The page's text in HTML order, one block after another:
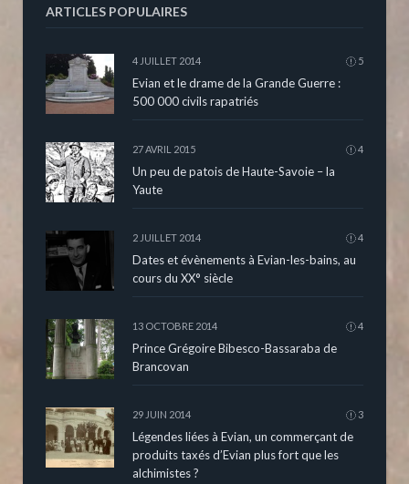
ARTICLES POPULAIRES
4 JUILLET 2014 5
Evian et le drame de la Grande Guerre :
500 000 civils rapatriés
27 AVRIL 2015 4
Un peu de patois de Haute-Savoie – la
Yaute
2 JUILLET 2014 4
Dates et évènements à Evian-les-bains, au
cours du XX° siècle
13 OCTOBRE 2014 4
Prince Grégoire Bibesco-Bassaraba de
Brancovan
29 JUIN 2014 3
Légendes liées à Evian, un commerçant de
produits taxés d’Evian plus fort que les
alchimistes ?